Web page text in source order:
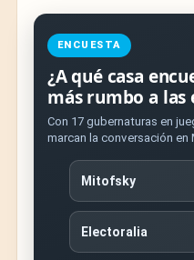
ENCUESTA
¿A qué casa
más rumbo a las
Con 17 gubernaturas en
marcan la conversación en
Mitofsky
Electoralia